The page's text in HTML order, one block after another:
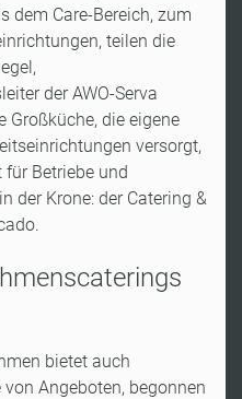
dem Care-Bereich, zum
teilen die
der AWO-Serva
Großküche, die eigene
versorgt,
Betriebe und
der Krone: der Catering &
bietet auch
Angeboten, begonnen